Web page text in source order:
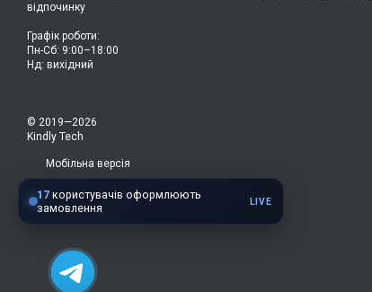
відпочинку
Графік роботи:
Пн-Сб: 9:00–18:00
Нд: вихідний
© 2019—2026
Kindly Tech
Мобільна версія
17 користувачів оформлюють
замовлення
LIVE